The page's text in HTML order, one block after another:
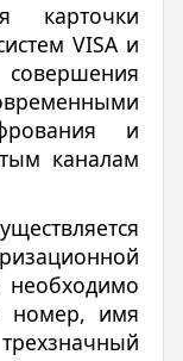
карточки
VISA и
и
каналам
необходимо
номер, имя